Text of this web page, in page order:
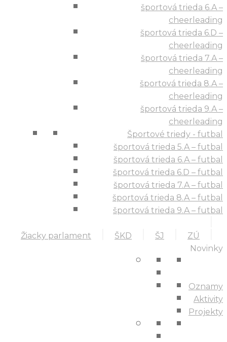
športová trieda 6.A –
cheerleading
športová trieda 6.D –
cheerleading
športová trieda 7.A –
cheerleading
športová trieda 8.A –
cheerleading
športová trieda 9.A –
cheerleading
Športové triedy - futbal
športová trieda 5.A – futbal
športová trieda 6.A – futbal
športová trieda 6.D – futbal
športová trieda 7.A – futbal
športová trieda 8.A – futbal
športová trieda 9.A – futbal
Žiacky parlament ŠKD ŠJ ZÚ
Novinky
Oznamy
Aktivity
Projekty